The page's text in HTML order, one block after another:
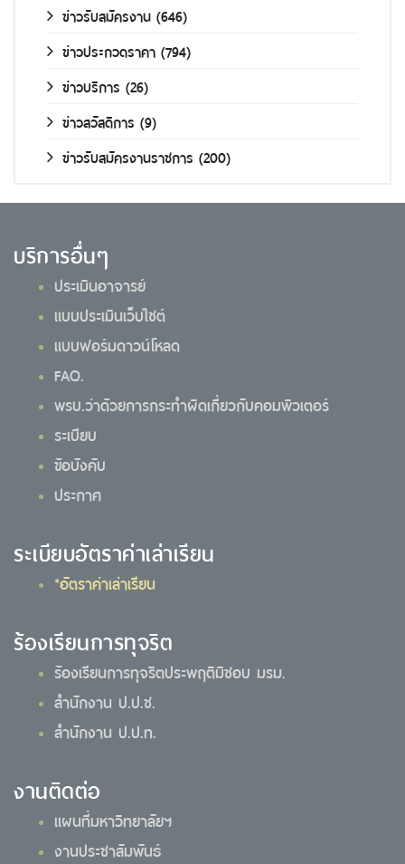
ข่าวรับสมัครงาน (646)
ข่าวประกวดราคา (794)
ข่าวบริการ (26)
ข่าวสวัสดิการ (9)
ข่าวรับสมัครงานราชการ (200)
บริการอื่นๆ
ประเมินอาจารย์
แบบประเมินเว็บไซต์
แบบฟอร์มดาวน์โหลด
FAQ.
พรบ.ว่าด้วยการกระทำผิดเกี่ยวกับคอมพิวเตอร์
ระเบียบ
ข้อบังคับ
ประกาศ
ระเบียบอัตราค่าเล่าเรียน
*อัตราค่าเล่าเรียน
ร้องเรียนการทุจริต
ร้องเรียนการทุจริตประพฤติมิชอบ มรม.
สำนักงาน ป.ป.ช.
สำนักงาน ป.ป.ท.
งานติดต่อ
แผนที่มหาวิทยาลัยฯ
งานประชาสัมพันธ์